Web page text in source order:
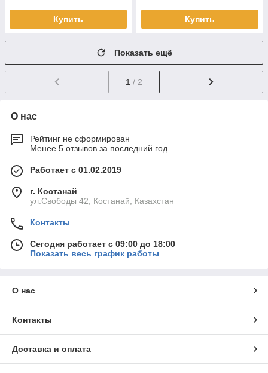
Купить Купить
Показать ещё
1 / 2
О нас
Рейтинг не сформирован
Менее 5 отзывов за последний год
Работает с 01.02.2019
г. Костанай
ул.Свободы 42, Костанай, Казахстан
Контакты
Сегодня работает с 09:00 до 18:00
Показать весь график работы
О нас
Контакты
Доставка и оплата